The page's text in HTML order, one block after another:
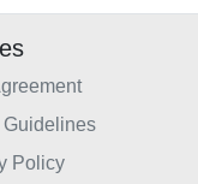
Guidelines
Policy